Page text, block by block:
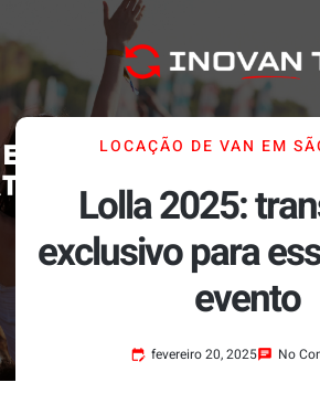
LOCAÇÃO DE VAN EM
Lolla 2025:
exclusivo para
evento
fevereiro 20, 2025 No